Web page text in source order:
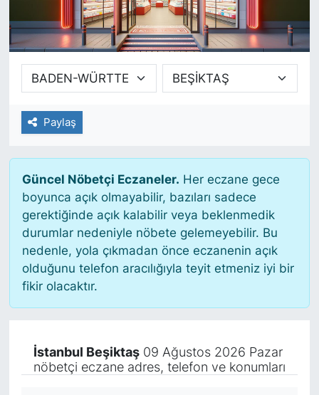
Paylaş
Güncel Nöbetçi Eczaneler. Her eczane gece
boyunca açık olmayabilir, bazıları sadece
gerektiğinde açık kalabilir veya beklenmedik
durumlar nedeniyle nöbete gelemeyebilir. Bu
nedenle, yola çıkmadan önce eczanenin açık
olduğunu telefon aracılığıyla teyit etmeniz iyi bir
fikir olacaktır.
İstanbul Beşiktaş09 Ağustos 2026 Pazar
nöbetçi eczane adres, telefon ve konumları
SİYASET
SAĞLIK